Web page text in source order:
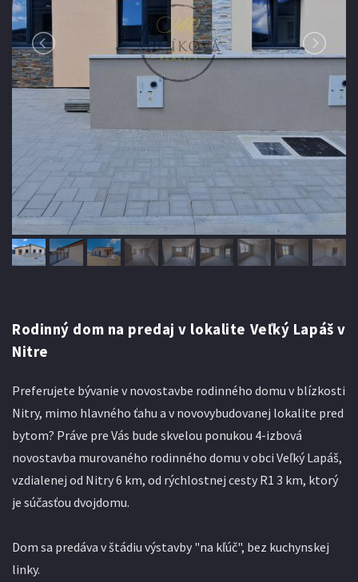
Rodinný dom na predaj v lokalite Veľký Lapáš v
Nitre
Preferujete bývanie v novostavbe rodinného domu v blízkosti
Nitry, mimo hlavného ťahu a v novovybudovanej lokalite pred
bytom? Práve pre Vás bude skvelou ponukou 4-izbová
novostavba murovaného rodinného domu v obci Veľký Lapáš,
vzdialenej od Nitry 6 km, od rýchlostnej cesty R1 3 km, ktorý
je súčasťou dvojdomu.
Dom sa predáva v štádiu výstavby "na kľúč", bez kuchynskej
linky.